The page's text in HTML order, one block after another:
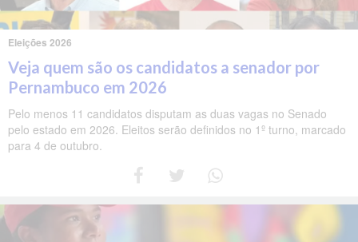
Eleições 2026
Veja quem são os candidatos a senador por
Pernambuco em 2026
Pelo menos 11 candidatos disputam as duas vagas no Senado
pelo estado em 2026. Eleitos serão definidos no 1º turno, marcado
para 4 de outubro.